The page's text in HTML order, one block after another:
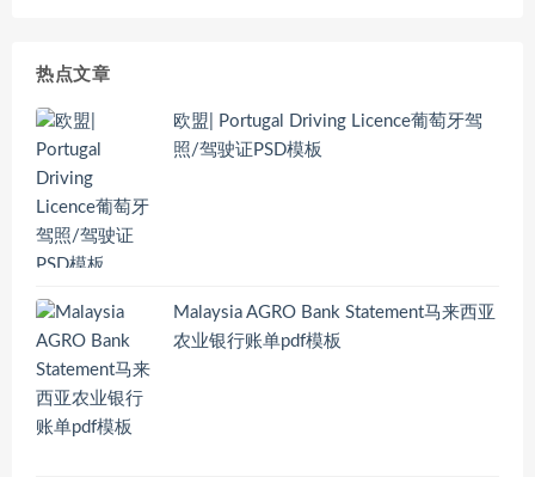
热点文章
欧盟| Portugal Driving Licence葡萄牙驾
照/驾驶证PSD模板
Malaysia AGRO Bank Statement马来西亚
农业银行账单pdf模板